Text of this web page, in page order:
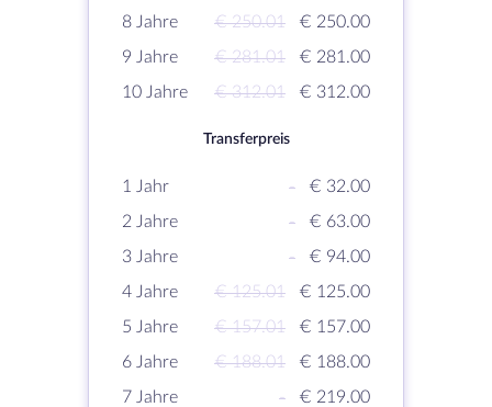
8 Jahre
€ 250.01
€ 250.00
9 Jahre
€ 281.01
€ 281.00
10 Jahre
€ 312.01 € 312.00
Transferpreis
1 Jahr -
€ 32.00
2 Jahre
-
€ 63.00
3 Jahre
-
€ 94.00
4 Jahre
€ 125.01
€ 125.00
5 Jahre
€ 157.01
€ 157.00
6 Jahre
€ 188.01
€ 188.00
7 Jahre
-
€ 219.00